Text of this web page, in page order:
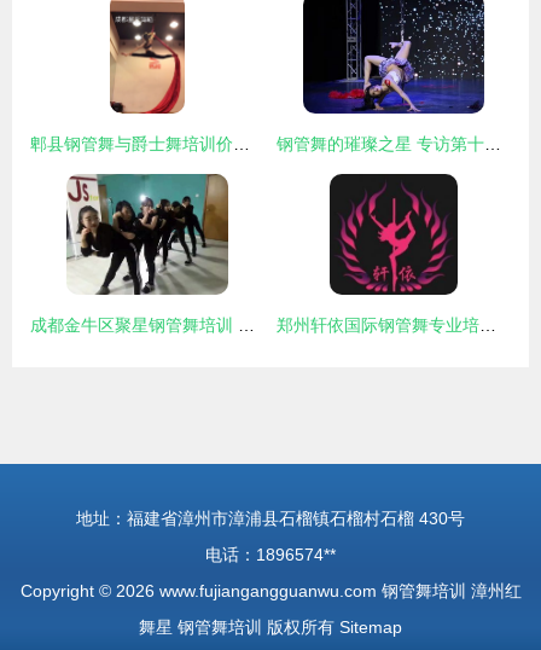
地址：福建省漳州市漳浦县石榴镇石榴村石榴 430号
电话：1896574**
Copyright © 2026 www.fujiangangguanwu.com 钢管舞培训 漳州红
舞星 钢管舞培训 版权所有 Sitemap